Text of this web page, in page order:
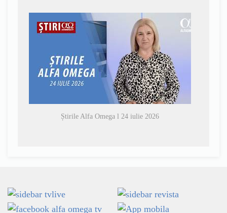
Știrile Alfa Omega l 24 iulie 2026